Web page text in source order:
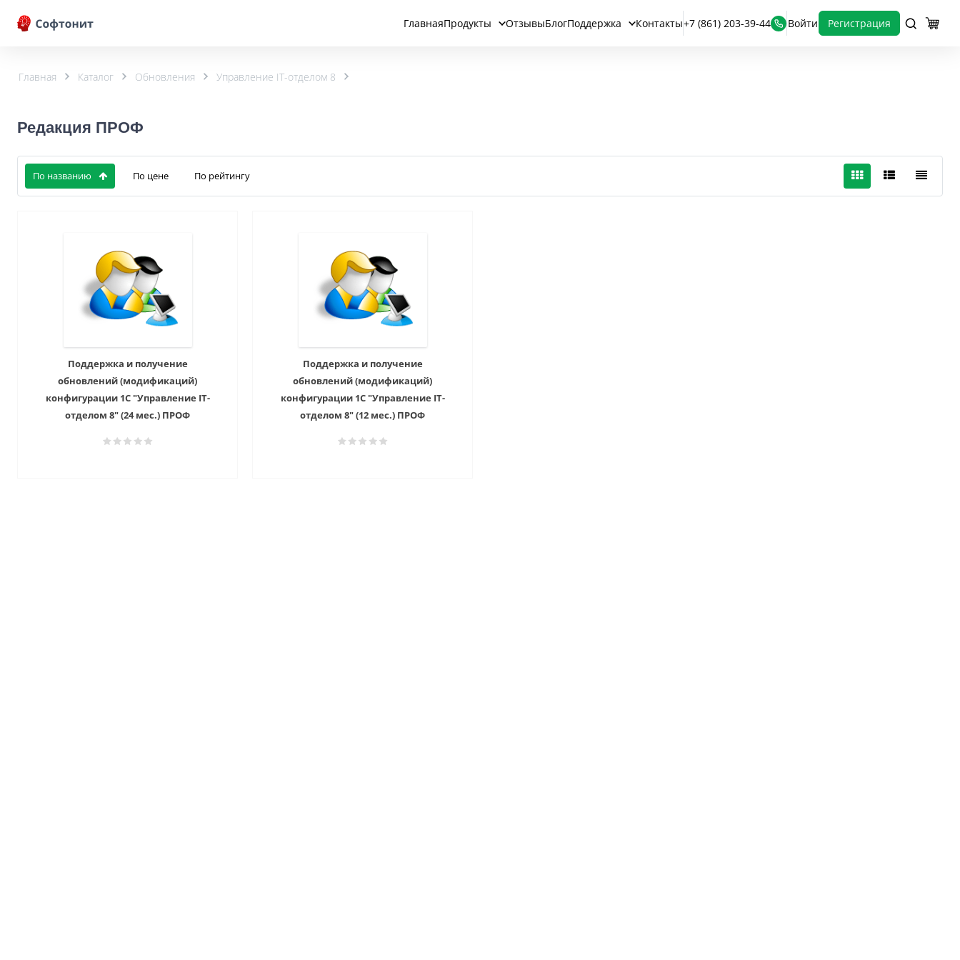
ГлавнаяПродукты ОтзывыБлогПоддержка Контакты+7 (861) 203-39-44 Войти Регистрация
Главная Каталог Обновления Управление IT-отделом 8
Редакция ПРОФ
По названию По цене По рейтингу
Поддержка и получение
обновлений (модификаций)
конфигурации 1С "Управление IT-
отделом 8" (24 мес.) ПРОФ
Поддержка и получение
обновлений (модификаций)
конфигурации 1С "Управление IT-
отделом 8" (12 мес.) ПРОФ